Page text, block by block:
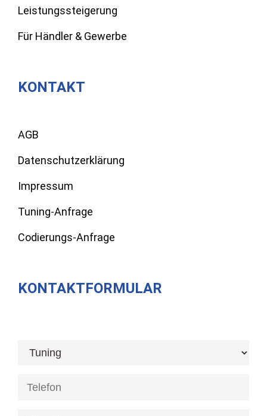
Leistungssteigerung
Für Händler & Gewerbe
KONTAKT
AGB
Datenschutzerklärung
Impressum
Tuning-Anfrage
Codierungs-Anfrage
KONTAKTFORMULAR